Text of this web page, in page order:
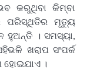
କରୁଥିବା କିମ୍ବା
ପରିସ୍ଥିତିର ମୃତ୍ୟୁ
ହୁଅନ୍ତି । ସମସ୍ୟା,
ଖରାପ ସଂପର୍କ
ହୋଇଯାଏ ।